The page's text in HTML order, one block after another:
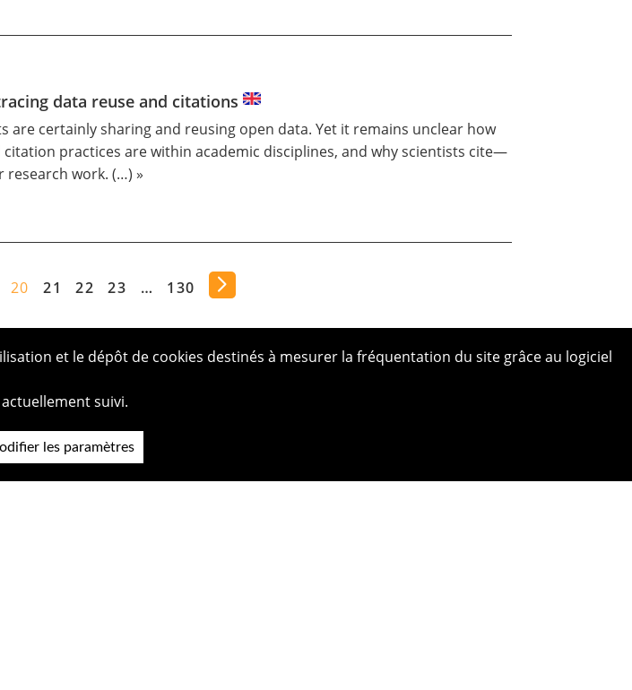
data reuse and citations
are certainly sharing and reusing open data. Yet it remains unclear how
practices are within academic disciplines, and why scientists cite—
work. (…) »
20 21 22 23 … 130
et le dépôt de cookies destinés à mesurer la fréquentation du site grâce au logiciel
suivi.
les paramètres